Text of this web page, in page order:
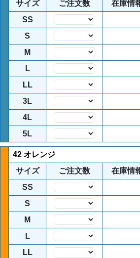
サイズ ご注文数 在庫情
SS
S
M
L
LL
3L
4L
5L
42 オレンジ
サイズ
ご注文数 在庫情
SS
S
M
L
LL